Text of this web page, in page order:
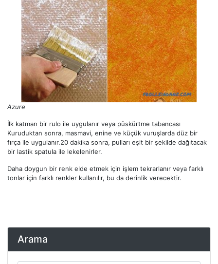
Azure
İlk katman bir rulo ile uygulanır veya püskürtme tabancası
Kuruduktan sonra, masmavi, enine ve küçük vuruşlarda düz bir
fırça ile uygulanır.20 dakika sonra, pulları eşit bir şekilde dağıtacak
bir lastik spatula ile lekelenirler.
Daha doygun bir renk elde etmek için işlem tekrarlanır veya farklı
tonlar için farklı renkler kullanılır, bu da derinlik verecektir.
Arama